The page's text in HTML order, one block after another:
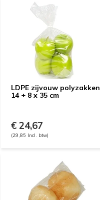
LDPE zijvouw polyzakken
14 + 8 x 35 cm
€ 24,67
(29,85 Incl. btw)